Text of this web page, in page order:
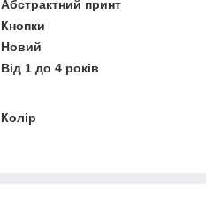
Абстрактний принт
Кнопки
Новий
Від 1 до 4 років
Колір